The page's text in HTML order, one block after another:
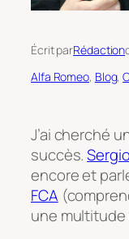
Écrit parRédaction
Alfa Romeo, Blog,
J’ai cherché
succès.
encore et
FCA
une